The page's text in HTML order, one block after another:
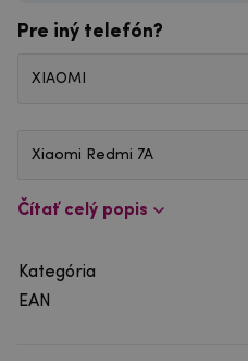
Pre iný telefón?
XIAOMI
Xiaomi Redmi 7A
Čítať celý popis
Kategória
EAN